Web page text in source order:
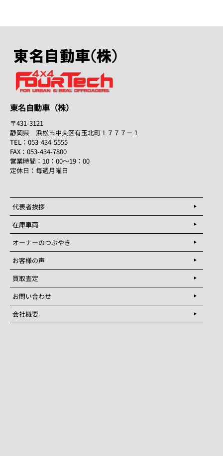
東名自動車（株）
〒431-3121
静岡県 浜松市中央区有玉北町１７７７－１
TEL：053-434-5555
FAX：053-434-7800
営業時間：10：00～19：00
定休日：毎週月曜日
代表者挨拶
在庫車両
オーナーのつぶやき
お客様の声
買取査定
お問い合わせ
会社概要